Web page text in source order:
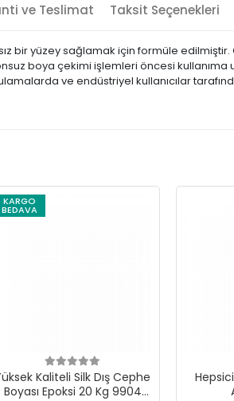
ve Teslimat Taksit Seçenekleri
bir yüzey sağlamak için formüle
boya çekimi işlemleri öncesi kullanıma
ve endüstriyel kullanıcılar
KARGO
BEDAVA
Kaliteli Silk Dış Cephe
Boyası Epoksi 20 Kg 9904